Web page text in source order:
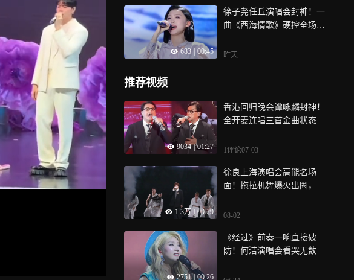
683 00:45
徐子尧任丘演唱会封神！一
曲《西海情歌》硬控全场，
昨天
推荐视频
9034 | 01:27
香港回归晚会谭咏麟封神！
全开麦连唱三首金曲状态依
1评论07-03
1.3万 | 00:29
徐良上海演唱会高能名场
面！拖拉机舞爆火出圈，沉
08-02
2751 00:26
《经过》前奏一响直接破
防！何洁演唱会看哭无数老